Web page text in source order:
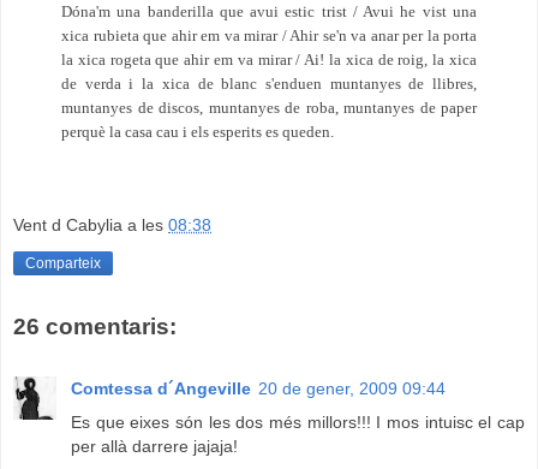
Dóna'm una banderilla que avui estic trist / Avui he vist una
xica rubieta que ahir em va mirar / Ahir se'n va anar per la porta
la xica rogeta que ahir em va mirar / Ai! la xica de roig, la xica
de verda i la xica de blanc s'enduen muntanyes de llibres,
muntanyes de discos, muntanyes de roba, muntanyes de paper
perquè la casa cau i els esperits es queden.
Vent d Cabylia a les 08:38
Comparteix
26 comentaris:
Comtessa d´Angeville 20 de gener, 2009 09:44
Es que eixes són les dos més millors!!! I mos intuisc el cap
per allà darrere jajaja!